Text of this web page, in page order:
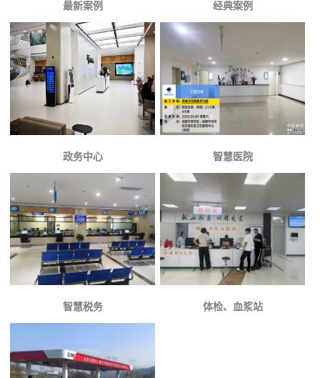
最新案例 经典案例
政务中心 智慧医院
智慧税务 体检、血浆站